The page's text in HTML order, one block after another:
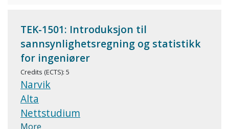
TEK-1501: Introduksjon til
sannsynlighetsregning og statistikk
for ingeniører
Credits (ECTS): 5
Narvik
Alta
Nettstudium
More